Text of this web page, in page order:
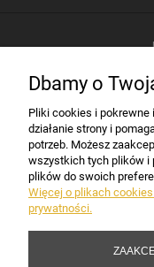
Dbamy o
Pliki cookies i
działanie strony i
potrzeb. Możesz
wszystkich tych plików i
plików do swoich
Więcej o plikach
prywatności.